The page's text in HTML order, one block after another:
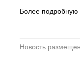
Более
Новость